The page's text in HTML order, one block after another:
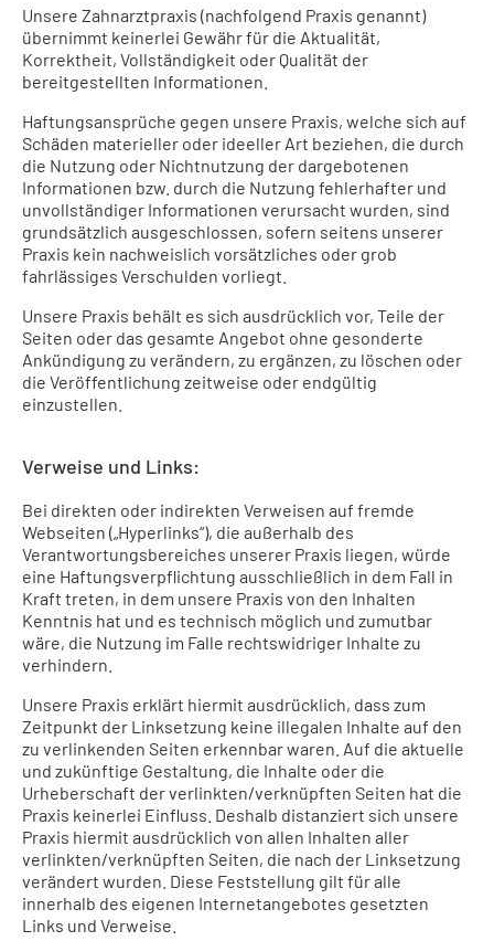
Unsere Zahnarztpraxis (nachfolgend Praxis genannt)
übernimmt keinerlei Gewähr für die Aktualität,
Korrektheit, Vollständigkeit oder Qualität der
bereitgestellten Informationen.
Haftungsansprüche gegen unsere Praxis, welche sich auf
Schäden materieller oder ideeller Art beziehen, die durch
die Nutzung oder Nichtnutzung der dargebotenen
Informationen bzw. durch die Nutzung fehlerhafter und
unvollständiger Informationen verursacht wurden, sind
grundsätzlich ausgeschlossen, sofern seitens unserer
Praxis kein nachweislich vorsätzliches oder grob
fahrlässiges Verschulden vorliegt.
Unsere Praxis behält es sich ausdrücklich vor, Teile der
Seiten oder das gesamte Angebot ohne gesonderte
Ankündigung zu verändern, zu ergänzen, zu löschen oder
die Veröffentlichung zeitweise oder endgültig
einzustellen.
Verweise und Links:
Bei direkten oder indirekten Verweisen auf fremde
Webseiten („Hyperlinks“), die außerhalb des
Verantwortungsbereiches unserer Praxis liegen, würde
eine Haftungsverpflichtung ausschließlich in dem Fall in
Kraft treten, in dem unsere Praxis von den Inhalten
Kenntnis hat und es technisch möglich und zumutbar
wäre, die Nutzung im Falle rechtswidriger Inhalte zu
verhindern.
Unsere Praxis erklärt hiermit ausdrücklich, dass zum
Zeitpunkt der Linksetzung keine illegalen Inhalte auf den
zu verlinkenden Seiten erkennbar waren. Auf die aktuelle
und zukünftige Gestaltung, die Inhalte oder die
Urheberschaft der verlinkten/verknüpften Seiten hat die
Praxis keinerlei Einfluss. Deshalb distanziert sich unsere
Praxis hiermit ausdrücklich von allen Inhalten aller
verlinkten/verknüpften Seiten, die nach der Linksetzung
verändert wurden. Diese Feststellung gilt für alle
innerhalb des eigenen Internetangebotes gesetzten
Links und Verweise.